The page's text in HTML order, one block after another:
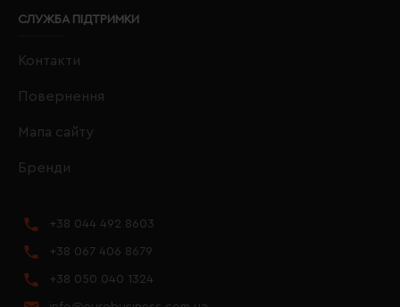
СЛУЖБА ПІДТРИМКИ
Контакти
Повернення
Мапа сайту
Бренди
+38 044 492 8603
+38 067 406 8679
+38 050 040 1324